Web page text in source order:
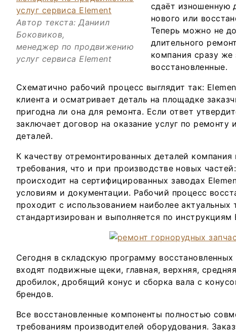
Автор текста: Даниил
Боковиков,
менеджер по продвижению
услуг сервиса Element
сдаёт изношенную
нового или
Теперь можно не
длительного
компания сразу же
восстановленные.
Схематично рабочий процесс выглядит так:
клиента и осматривает деталь на площадке
пригодна ли она для ремонта. Если ответ
заключает договор на оказание услуг по ремонту
деталей.
К качеству отремонтированных деталей
требования, что и при производстве новых
происходит на сертифицированных заводах
условиям и документации. Рабочий процесс
проходит с использованием наиболее актуальных
стандартизирован и выполняется по инструкциям
Сегодня в складскую программу
входят подвижные щеки, главная, верхняя,
дробилок, дробящий конус и сборка вала с
брендов.
Все восстановленные компоненты полностью
требованиям производителей оборудования.